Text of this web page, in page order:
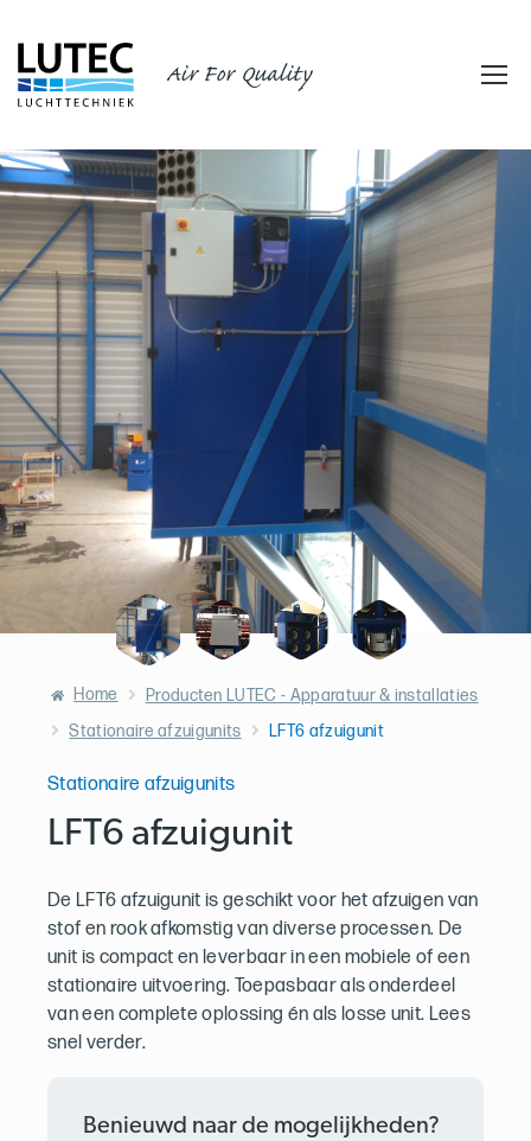
Air For Quality
Home
Producten LUTEC - Apparatuur & installaties
Stationaire afzuigunits
LFT6 afzuigunit
Stationaire afzuigunits
LFT6 afzuigunit
De LFT6 afzuigunit is geschikt voor het afzuigen van
stof en rook afkomstig van diverse processen. De
unit is compact en leverbaar in een mobiele of een
stationaire uitvoering. Toepasbaar als onderdeel
van een complete oplossing én als losse unit. Lees
snel verder.
Benieuwd naar de mogelijkheden?